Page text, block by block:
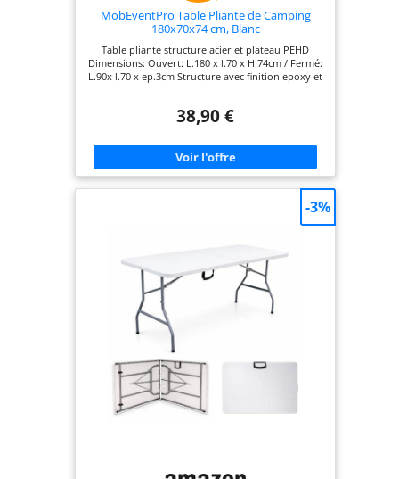
MobEventPro Table Pliante de Camping
180x70x74 cm, Blanc
Table pliante structure acier et plateau PEHD
Dimensions: Ouvert: L.180 x l.70 x H.74cm / Fermé:
L.90x l.70 x ep.3cm Structure avec finition epoxy et
valise avec poignée de transport une fois repliée
38,90 €
-3%